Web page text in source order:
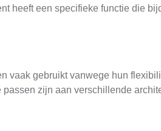
heeft een specifieke functie die
vaak gebruikt vanwege hun
zijn aan verschillende